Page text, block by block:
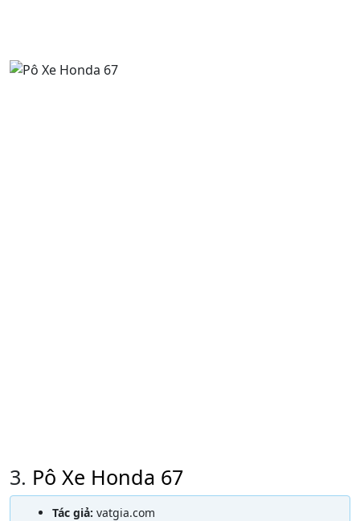
3. Pô Xe Honda 67
Tác giả: vatgia.com